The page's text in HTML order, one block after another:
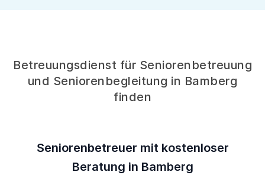
Betreuungsdienst für Seniorenbetreuung
und Seniorenbegleitung in Bamberg
finden
Seniorenbetreuer mit kostenloser
Beratung in Bamberg